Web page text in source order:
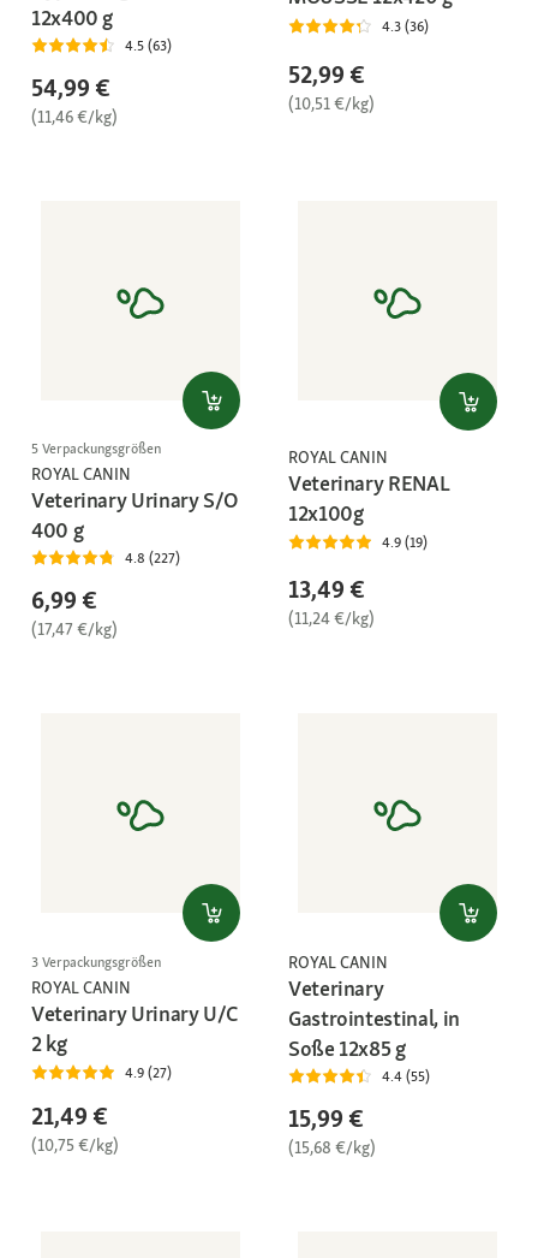
12x400 g
4.5 (63)
54,99 €
(11,46 €/kg)
4.3 (36)
52,99 €
(10,51 €/kg)
5 Verpackungsgrößen
ROYAL CANIN
Veterinary Urinary S/O
400 g
4.8 (227)
6,99 €
(17,47 €/kg)
ROYAL CANIN
Veterinary RENAL
12x100g
4.9 (19)
13,49 €
(11,24 €/kg)
3 Verpackungsgrößen
ROYAL CANIN
Veterinary Urinary U/C
2 kg
4.9 (27)
21,49 €
(10,75 €/kg)
ROYAL CANIN
Veterinary
Gastrointestinal, in
Soße 12x85 g
4.4 (55)
15,99 €
(15,68 €/kg)